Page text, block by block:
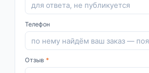
Телефон
Отзыв *